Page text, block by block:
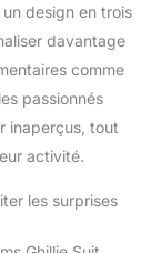
design en trois
davantage
comme
passionnés
inaperçus, tout
activité.
les surprises